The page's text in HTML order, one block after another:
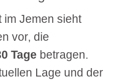
im Jemen sieht
vor, die
Tage betragen.
Lage und der